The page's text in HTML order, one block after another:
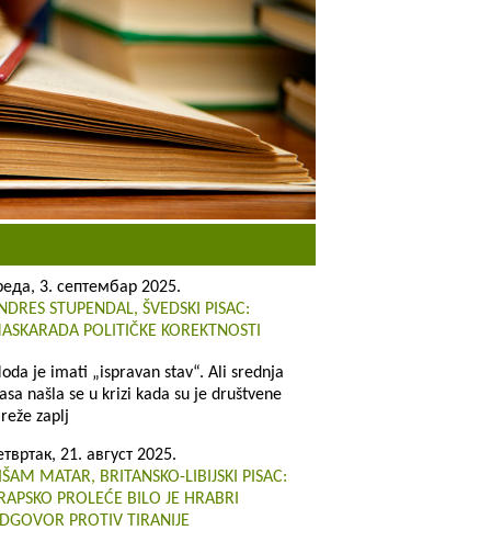
3. септембар 2025.
STUPENDAL, ŠVEDSKI PISAC:
POLITIČKE KOREKTNOSTI
je imati „ispravan stav“. Ali srednja
našla se u krizi kada su je društvene
zaplj
21. август 2025.
MATAR, BRITANSKO-LIBIJSKI PISAC:
PROLEĆE BILO JE HRABRI
PROTIV TIRANIJE